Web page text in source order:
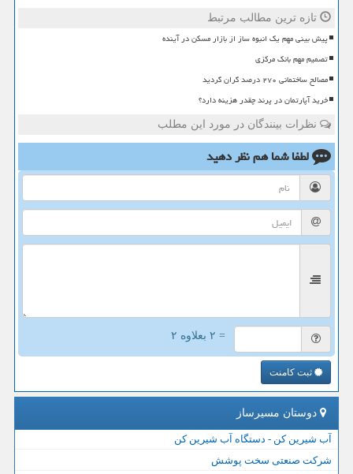
تازه ترین مطالب مرتبط
پیش بینی مهم یک انبوه ساز از بازار مسکن در آینده
تصمیم مهم بانک مرکزی
مصالح ساختمانی ۲۷۰ درصد گران گردید
خرید آپارتمان در پرند چقدر هزینه دارد؟
نظرات بینندگان در مورد این مطلب
لطفا شما همنظر دهید
= ۲ بعلاوه ۲
ثبت کامنت
دوستان مسیرساز
آب شیرین کن - دستگاه آب شیرین کن
شرکت صنعتی سخت پوشش